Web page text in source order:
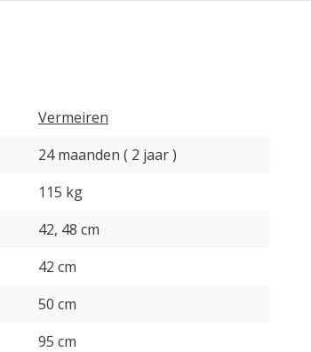
Vermeiren
24 maanden ( 2 jaar )
115 kg
42, 48 cm
42 cm
50 cm
95 cm